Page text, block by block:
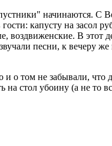
начинаются. С
капусту на засол
воздвиженские. В этот
песни, к вечеру
и о том не забывали,
на стол убоину (а не то